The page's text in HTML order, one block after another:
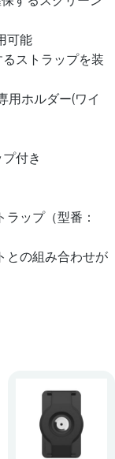
可能
ストラップを装
用ホルダー(ワイ
付き
ップ（型番：
との組み合わせが